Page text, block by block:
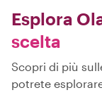
Esplora
scelta
Scopri di più
potrete